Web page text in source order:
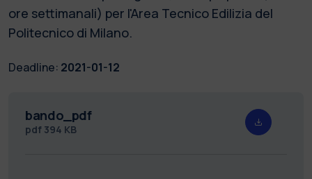
ore settimanali) per l'Area Tecnico Edilizia del
Politecnico di Milano.
Deadline: 2021-01-12
bando_pdf
pdf 394 KB